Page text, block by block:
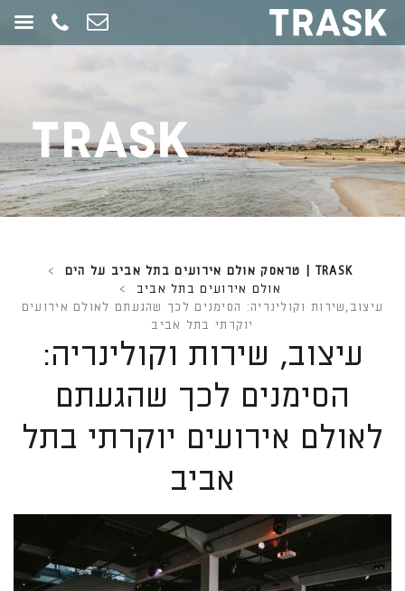
תחילתו
כדי
לעבור
לאזור
תוכן
TRASK | טראסק אולם אירועים בתל אביב על הים
>
אולם אירועים בתל אביב
>
עיצוב,שירות וקולינריה: הסימנים לכך שהגעתם לאולם אירועים
יוקרתי בתל אביב
עיצוב, שירות וקולינריה:
הסימנים לכך שהגעתם
לאולם אירועים יוקרתי בתל
אביב